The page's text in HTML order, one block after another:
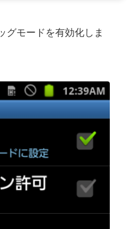
グモードを有効化しま